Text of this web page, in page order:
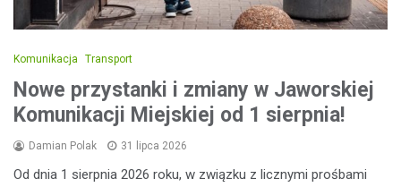
Komunikacja Transport
Nowe przystanki i zmiany w Jaworskiej
Komunikacji Miejskiej od 1 sierpnia!
Damian Polak 31 lipca 2026
Od dnia 1 sierpnia 2026 roku, w związku z licznymi prośbami